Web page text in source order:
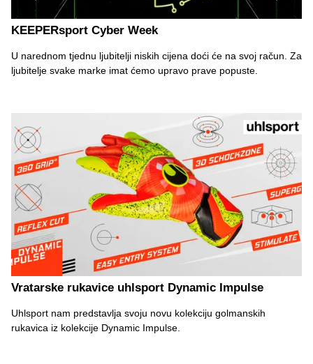
KEEPERsport Cyber Week
U narednom tjednu ljubitelji niskih cijena doći će na svoj račun. Za
ljubitelje svake marke imat ćemo upravo prave popuste.
Vratarske rukavice uhlsport Dynamic Impulse
Uhlsport nam predstavlja svoju novu kolekciju golmanskih
rukavica iz kolekcije Dynamic Impulse.